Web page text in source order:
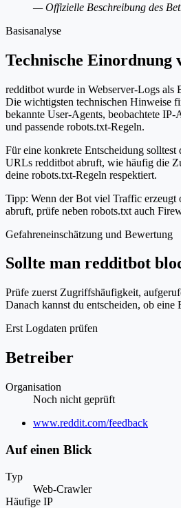
— Offizielle Beschreibung des
Basisanalyse
Technische Einordnung
redditbot wurde in Webserver-Logs als
Die wichtigsten technischen Hinweise
bekannte User-Agents, beobachtete IP-
und passende robots.txt-Regeln.
Für eine konkrete Entscheidung
URLs redditbot abruft, wie häufig die
deine robots.txt-Regeln respektiert.
Tipp: Wenn der Bot viel Traffic erzeugt
abruft, prüfe neben robots.txt auch
Gefahreneinschätzung und Bewertung
Sollte man redditbot
Prüfe zuerst Zugriffshäufigkeit,
Danach kannst du entscheiden, ob
Erst Logdaten prüfen
Betreiber
Organisation
Noch nicht geprüft
Website
www.reddit.com/feedback
Auf einen Blick
Typ
Web-Crawler
Häufige IP